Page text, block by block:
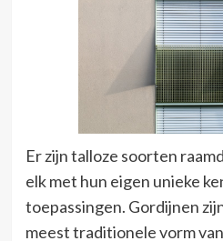
Er zijn talloze soorten
elk met hun eigen unieke
toepassingen. Gordijnen
meest traditionele vorm